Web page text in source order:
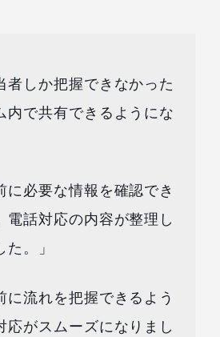
者しか把握できなかった
内で共有できるようにな
に必要な情報を確認でき
電話対応の内容が整理し
。」
に流れを把握できるよう
応がスムーズになりまし